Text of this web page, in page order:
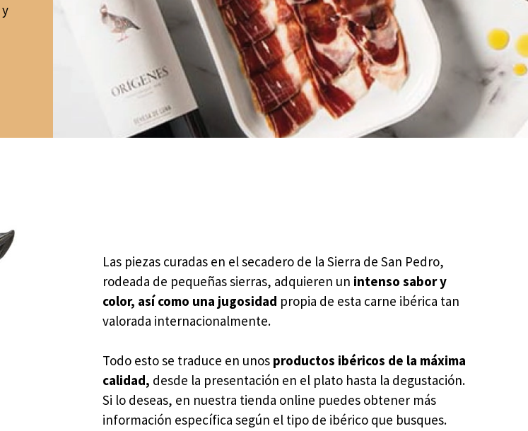
y
Las piezas curadas en el secadero de la Sierra de San Pedro,
rodeada de pequeñas sierras, adquieren un intenso sabor y
color, así como una jugosidad propia de esta carne ibérica tan
valorada internacionalmente.
Todo esto se traduce en unos productos ibéricos de la máxima
calidad, desde la presentación en el plato hasta la degustación.
Si lo deseas, en nuestra tienda online puedes obtener más
información específica según el tipo de ibérico que busques.